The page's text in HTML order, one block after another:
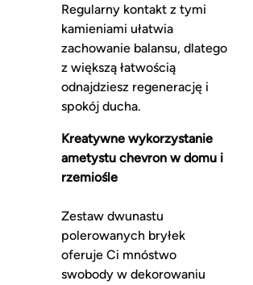
Regularny kontakt z tymi
kamieniami ułatwia
zachowanie balansu, dlatego
z większą łatwością
odnajdziesz regenerację i
spokój ducha.
Kreatywne wykorzystanie
ametystu chevron w domu i
rzemiośle
Zestaw dwunastu
polerowanych bryłek
oferuje Ci mnóstwo
swobody w dekorowaniu